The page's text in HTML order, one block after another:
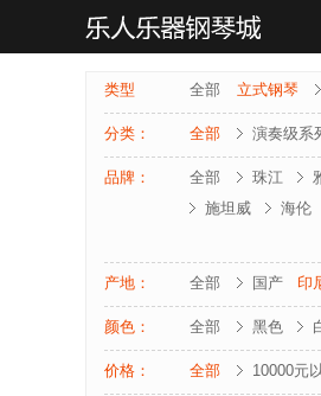
类型 全部 立式钢琴
分类： 全部 演奏级系
品牌： 全部 珠江
施坦威
海伦
产地： 全部 国产 印
颜色： 全部 黑色
价格： 全部 10000元